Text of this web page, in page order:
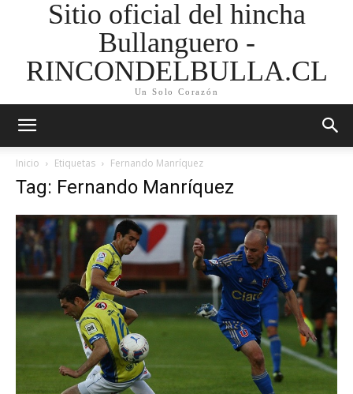
Sitio oficial del hincha
Bullanguero -
RINCONDELBULLA.CL
Un Solo Corazón
Inicio Etiquetas Fernando Manríquez
Tag: Fernando Manríquez